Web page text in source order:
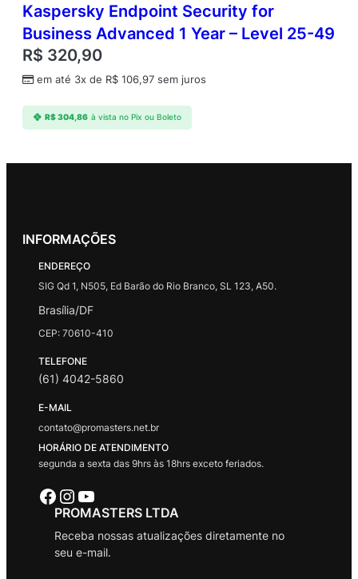
Kaspersky Endpoint Security for
Business Advanced 1 Year – Level 25-49
R$ 320,90
em até 3x de R$ 106,97 sem juros
R$304,86 à vista no Pix ou Boleto
INFORMAÇÕES
ENDEREÇO
SIG Qd 1, N505, Ed Barão do Rio Branco, SL 123, A50.
Brasília/DF
CEP: 70610-410
TELEFONE
(61) 4042-5860
E-MAIL
contato@promasters.net.br
HORÁRIO DE ATENDIMENTO
segunda a sexta das 9hrs às 18hrs exceto feriados.
Facebook Instagram Youtube
PROMASTERS LTDA
Receba nossas atualizações diretamente no
seu e-mail.